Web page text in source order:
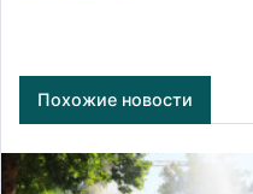
Похожие новости